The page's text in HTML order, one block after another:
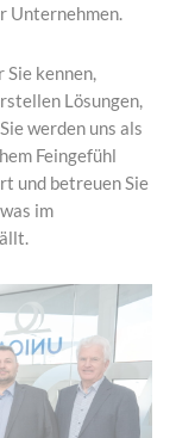
Unternehmen.
Sie kennen,
Lösungen,
werden uns als
Feingefühl
und betreuen Sie
im